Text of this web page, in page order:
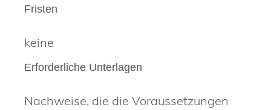
Fristen
keine
Erforderliche Unterlagen
Nachweise, die die Voraussetzungen